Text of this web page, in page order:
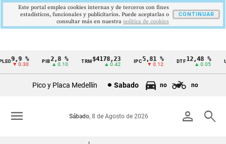
Cintillo
Colombia
9,9 %
▼ 0.30
PIB 2,8 %
▲ 0.10
TRM$4178,23
▲ 0.42
IPC5,81 %
▼ 0.12
DTF12,48 %
▲ 0.05
Pico y Placa Medellín Sabado no no
person search
Sábado, 8 de Agosto de 2026
menu
Este portal emplea cookies internas y de terceros con fines
estadísticos, funcionales y publicitarios. Puede aceptarlas o
consultar más en nuestra politica de cookies
CONTINUAR